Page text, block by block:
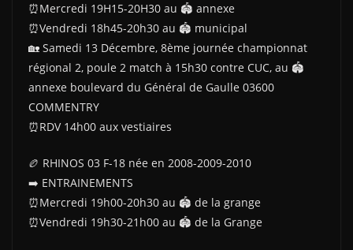
⏰️Mercredi 19H15-20H30 au 🏟 annexe
⏰️Vendredi 18h45-20h30 au 🏟 municipal
🏡 Samedi 13 Décembre, 8ème journée championnat
régional 2, poule 2 match à 15h30 contre CUC, au 🏟
annexe boulevard du Général de Gaulle 03600
COMMENTRY
⏰️RDV 14h00 aux vestiaires
🏉 RHINOS 03 F-18 née en 2008-2009-2010
➡️ ENTRAINEMENTS
⏰Mercredi 19h00-20h30 au 🏟 de la grange
⏰Vendredi 19h30-21h00 au 🏟 de la Grange